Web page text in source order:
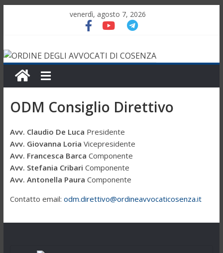
venerdì, agosto 7, 2026
ODM Consiglio Direttivo
Avv. Claudio De Luca Presidente
Avv. Giovanna Loria Vicepresidente
Avv. Francesca Barca Componente
Avv. Stefania Cribari Componente
Avv. Antonella Paura Componente
Contatto email: odm.direttivo@ordineavvocaticosenza.it